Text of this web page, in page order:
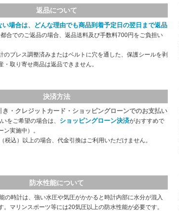
返品について
い場合は、どんな理由でも商品到着予定日の翌日まで返品
都合でのご返品の場合、返品送料及び手数料700円をご負担い
のブレス調整済みまたはベルトに穴を通した、保護シールを剥
・取り寄せ商品は返品できません。
決済方法
き・クレジットカード・ショッピングローンでのお支払い
をご希望の場合は、 ショッピングローン決済がおすすめで
ン実施中）。
込）以上の場合、代金引換はご利用いただけません。
防水性能について
の時計は、強い水圧や気圧がかかると時計内部に水分が混入
。マリンスポーツ等には20気圧以上の防水性能が必要です。